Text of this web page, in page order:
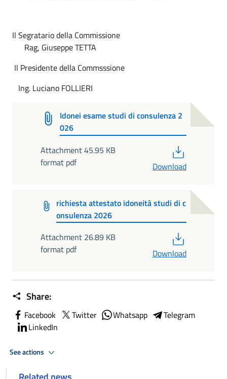
Il Segratario della Commissione
Rag, Giuseppe TETTA
Il Presidente della Commsssione
Ing. Luciano FOLLIERI
Idonei esame studi di consulenza 2
026
Attachment 45.95 KB
format pdf
Download
richiesta attestato idoneità studi di c
onsulenza 2026
Attachment 26.89 KB
format pdf
Download
Share:
Facebook Twitter Whatsapp
Telegram
LinkedIn
See actions